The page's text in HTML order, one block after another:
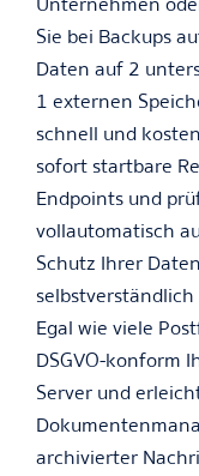
Sie bei Backups
Daten auf 2
1 externen
schnell und
sofort startbare
Endpoints und
vollautomatisch
Schutz Ihrer
Egal wie viele
DSGVO-konform
Server und
archivierter